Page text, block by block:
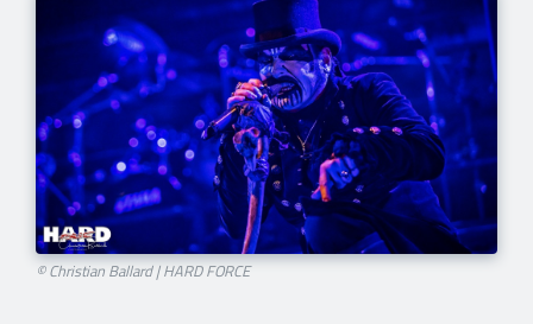
© Christian Ballard | HARD FORCE